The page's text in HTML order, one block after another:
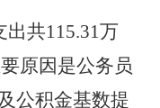
出共115.31万
原因是公务员
公积金基数提